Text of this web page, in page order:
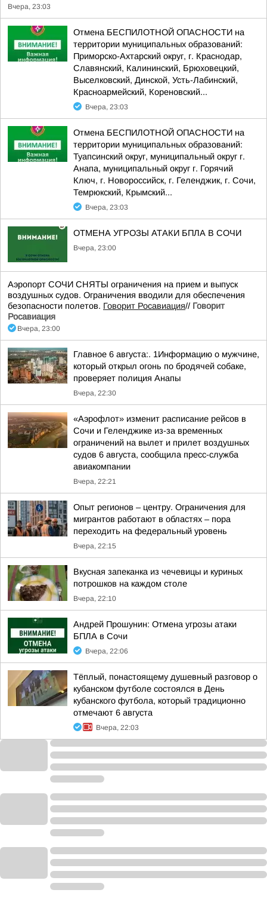
Вчера, 23:03
Отмена БЕСПИЛОТНОЙ ОПАСНОСТИ на
территории муниципальных образований:
Приморско-Ахтарский округ, г. Краснодар,
Славянский, Калининский, Брюховецкий,
Выселковский, Динской, Усть-Лабинский,
Красноармейский, Кореновский...
Вчера, 23:03
Отмена БЕСПИЛОТНОЙ ОПАСНОСТИ на
территории муниципальных образований:
Туапсинский округ, муниципальный округ г.
Анапа, муниципальный округ г. Горячий
Ключ, г. Новороссийск, г. Геленджик, г. Сочи,
Темрюкский, Крымский...
Вчера, 23:03
ОТМЕНА УГРОЗЫ АТАКИ БПЛА В СОЧИ
Вчера, 23:00
Аэропорт СОЧИ СНЯТЫ ограничения на прием и выпуск
воздушных судов. Ограничения вводили для обеспечения
безопасности полетов. Говорит Росавиация// Говорит
Росавиация
Вчера, 23:00
Главное 6 августа:. 1Информацию о мужчине,
который открыл огонь по бродячей собаке,
проверяет полиция Анапы
Вчера, 22:30
«Аэрофлот» изменит расписание рейсов в
Сочи и Геленджике из-за временных
ограничений на вылет и прилет воздушных
судов 6 августа, сообщила пресс-служба
авиакомпании
Вчера, 22:21
Опыт регионов – центру. Ограничения для
мигрантов работают в областях – пора
переходить на федеральный уровень
Вчера, 22:15
Вкусная запеканка из чечевицы и куриных
потрошков на каждом столе
Вчера, 22:10
Андрей Прошунин: Отмена угрозы атаки
БПЛА в Сочи
Вчера, 22:06
Тёплый, понастоящему душевный разговор о
кубанском футболе состоялся в День
кубанского футбола, который традиционно
отмечают 6 августа
Вчера, 22:03